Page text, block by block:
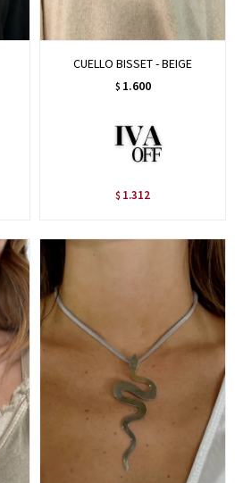
CUELLO BISSET - BEIGE
$ 1.600
$ 1.312